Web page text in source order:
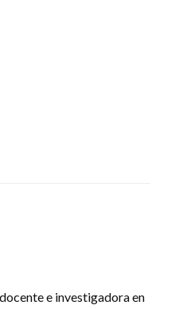
e investigadora en